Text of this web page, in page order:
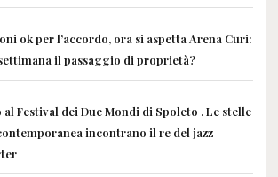
ok per l’accordo, ora si aspetta Arena Curi:
il passaggio di proprietà?
al Festival dei Due Mondi di Spoleto . Le stelle
incontrano il re del jazz